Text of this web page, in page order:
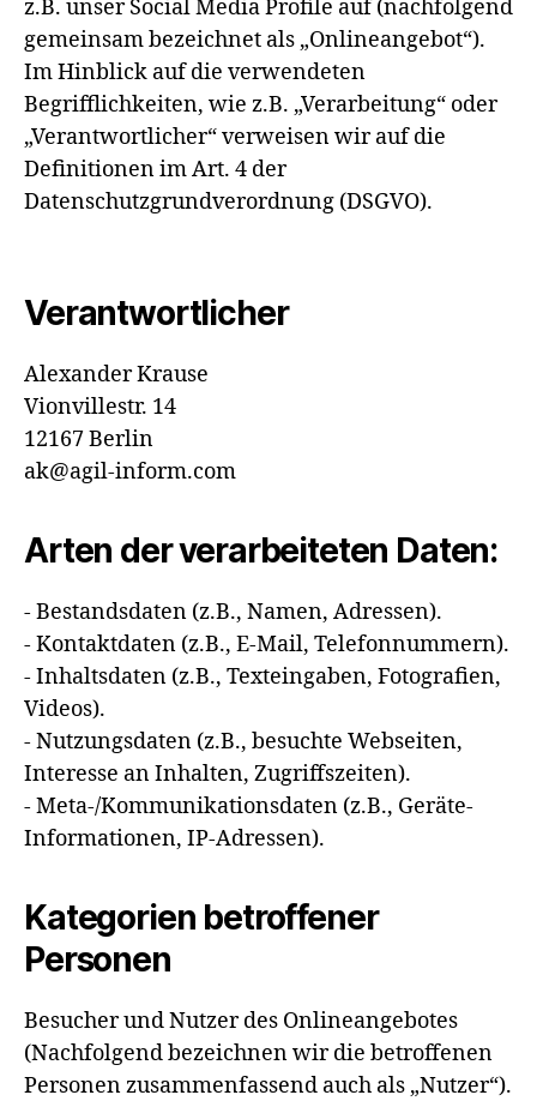
z.B. unser Social Media Profile auf (nachfolgend
gemeinsam bezeichnet als „Onlineangebot“).
Im Hinblick auf die verwendeten
Begrifflichkeiten, wie z.B. „Verarbeitung“ oder
„Verantwortlicher“ verweisen wir auf die
Definitionen im Art. 4 der
Datenschutzgrundverordnung (DSGVO).
Verantwortlicher
Alexander Krause
Vionvillestr. 14
12167 Berlin
ak@agil-inform.com
Arten der verarbeiteten Daten:
- Bestandsdaten (z.B., Namen, Adressen).
- Kontaktdaten (z.B., E-Mail, Telefonnummern).
- Inhaltsdaten (z.B., Texteingaben, Fotografien,
Videos).
- Nutzungsdaten (z.B., besuchte Webseiten,
Interesse an Inhalten, Zugriffszeiten).
- Meta-/Kommunikationsdaten (z.B., Geräte-
Informationen, IP-Adressen).
Kategorien betroffener
Personen
Besucher und Nutzer des Onlineangebotes
(Nachfolgend bezeichnen wir die betroffenen
Personen zusammenfassend auch als „Nutzer“).